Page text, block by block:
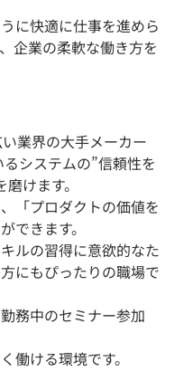
に快適に仕事を進めら
企業の柔軟な働き方を
業界の大手メーカー
システムの”信頼性を
けます。
「プロダクトの価値を
できます。
ルの習得に意欲的なた
にもぴったりの職場で
務中のセミナー参加
働ける環境です。